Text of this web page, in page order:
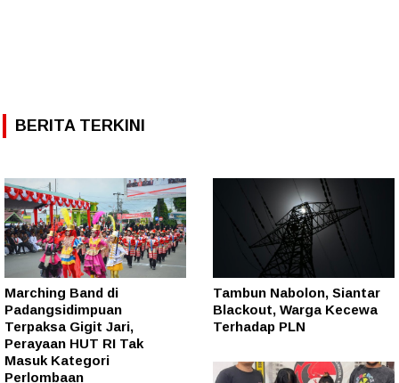
BERITA TERKINI
Marching Band di
Padangsidimpuan
Terpaksa Gigit Jari,
Perayaan HUT RI Tak
Masuk Kategori
Perlombaan
Tambun Nabolon, Siantar
Blackout, Warga Kecewa
Terhadap PLN